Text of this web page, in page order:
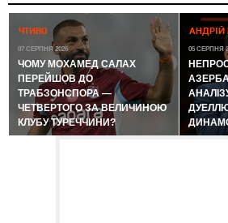
ЧТИВО
07 СЕРПНЯ 2026
ЧОМУ МОХАМЕД САЛАХ
ПЕРЕЙШОВ ДО
ТРАБЗОНСПОРА —
ЧЕТВЕРТОГО ЗА ВЕЛИЧИНОЮ
КЛУБУ ТУРЕЧЧИНИ?
05 СЕРПНЯ